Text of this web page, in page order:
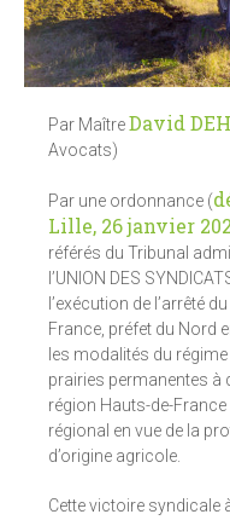
Par MaîtreDavid
Avocats)
Par une ordonnance (
Lille, 26 janvier
référés du Tribunal
l’UNION DES
l’exécution de l’arrêté
France, préfet du Nord
les modalités du
prairies permanentes à
région Hauts-de-
régional en vue de la
d’origine agricole.
Cette victoire syndicale